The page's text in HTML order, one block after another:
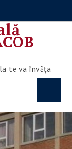
te va învăța
Menu